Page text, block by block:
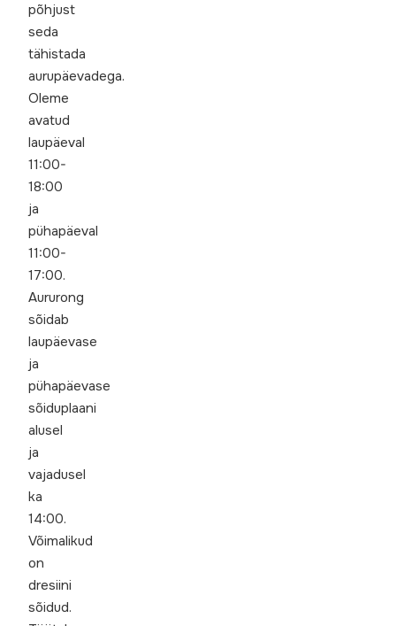
põhjust
seda
tähistada
aurupäevadega.
Oleme
avatud
laupäeval
11:00-
18:00
ja
pühapäeval
11:00-
17:00.
Aururong
sõidab
laupäevase
ja
pühapäevase
sõiduplaani
alusel
ja
vajadusel
ka
14:00.
Võimalikud
on
dresiini
sõidud.